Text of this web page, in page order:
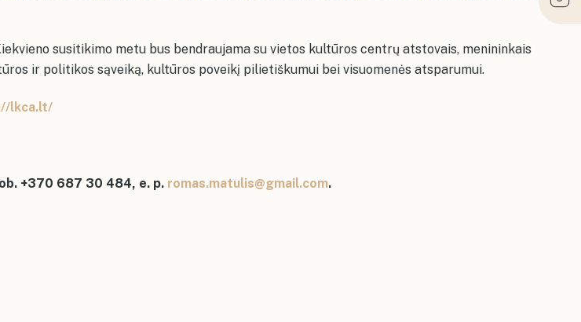
susitikimo metu bus bendraujama su vietos kultūros centrų atstovais, menininkais
ir politikos sąveiką, kultūros poveikį pilietiškumui bei visuomenės atsparumui.
lkca.lt/
+370 687 30 484, e. p. romas.matulis@gmail.com.